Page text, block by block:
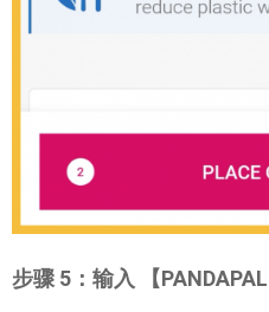
步骤 5：输入 【